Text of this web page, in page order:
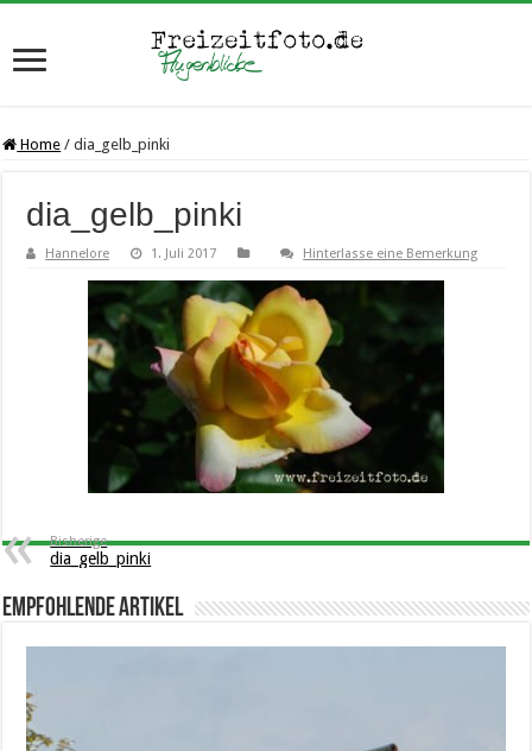
Home / dia_gelb_pinki
dia_gelb_pinki
Hannelore 1. Juli 2017 Hinterlasse eine Bemerkung
Bisherige
dia_gelb_pinki
Empfohlende Artikel